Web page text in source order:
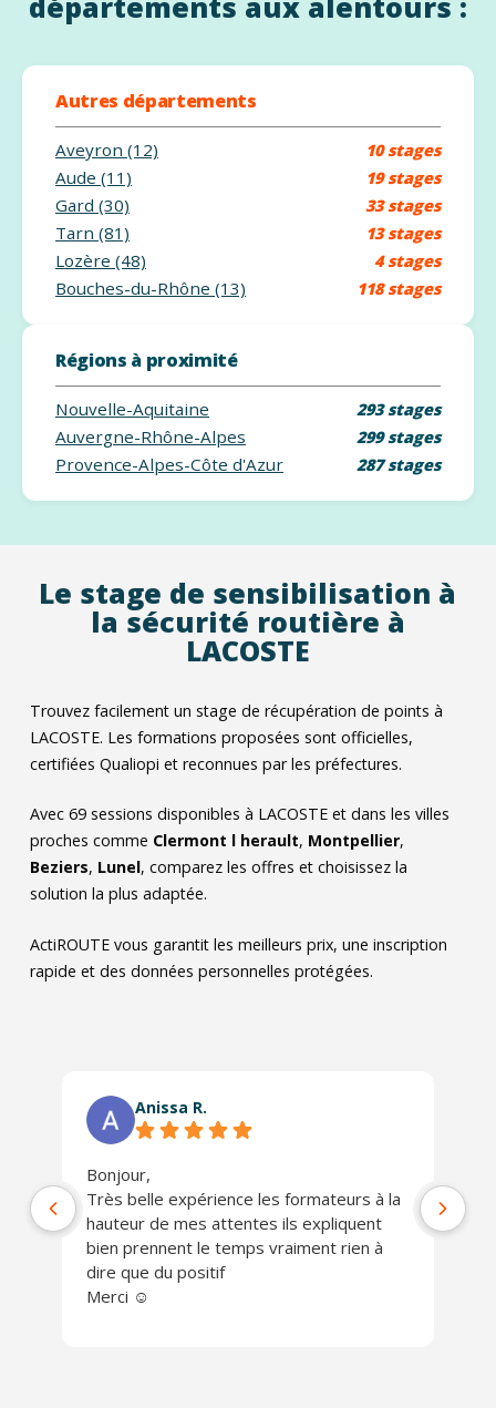
Autres départements
Aveyron (12) 10 stages
Aude (11) 19 stages
Gard (30) 33 stages
Tarn (81) 13 stages
Lozère (48) 4 stages
Bouches-du-Rhône (13) 118 stages
Régions à proximité
Nouvelle-Aquitaine 293 stages
Auvergne-Rhône-Alpes 299 stages
Provence-Alpes-Côte d'Azur 287 stages
Le stage de sensibilisation à
la sécurité routière à
LACOSTE
Trouvez facilement un stage de récupération de points à
LACOSTE. Les formations proposées sont officielles,
certifiées Qualiopi et reconnues par les préfectures.
Avec 69sessions disponibles à LACOSTE et dans les villes
proches comme Clermont l herault, Montpellier,
Beziers, Lunel, comparez les offres et choisissez la
solution la plus adaptée.
ActiROUTE vous garantit les meilleurs prix, une inscription
rapide et des données personnelles protégées.
Anissa R.
Bonjour,
Très belle expérience les formateurs à la
hauteur de mes attentes ils expliquent
bien prennent le temps vraiment rien à
dire que du positif
Merci ☺️